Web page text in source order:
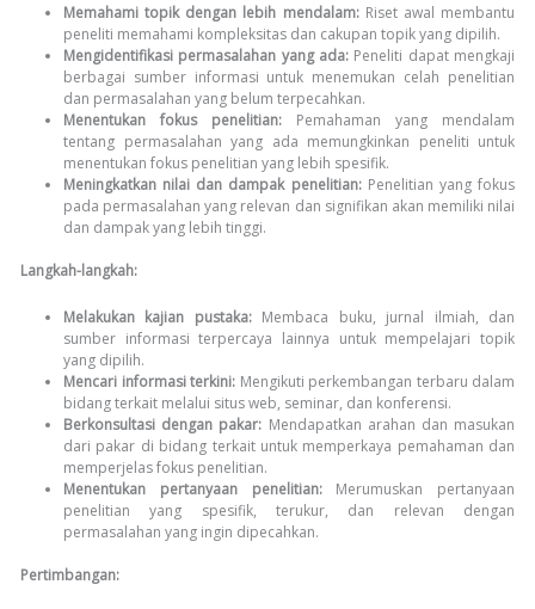
Memahami topik dengan lebih mendalam:Riset awal membantu
peneliti memahami kompleksitas dan cakupan topik yang dipilih.
Mengidentifikasi permasalahan yang ada: Peneliti dapat mengkaji
berbagai sumber informasi untuk menemukan celah penelitian
dan permasalahan yang belum terpecahkan.
Menentukan fokus penelitian: Pemahaman yang mendalam
tentang permasalahan yang ada memungkinkan peneliti untuk
menentukan fokus penelitian yang lebih spesifik.
Meningkatkan nilai dan dampak penelitian:Penelitian yang fokus
pada permasalahan yang relevan dan signifikan akan memiliki nilai
dan dampak yang lebih tinggi.
Langkah-langkah:
Melakukan kajian pustaka:Membaca buku, jurnal ilmiah, dan
sumber informasi terpercaya lainnya untuk mempelajari topik
yang dipilih.
Mencari informasi terkini: Mengikuti perkembangan terbaru dalam
bidang terkait melalui situs web, seminar, dan konferensi.
Berkonsultasi dengan pakar: Mendapatkan arahan dan masukan
dari pakar di bidang terkait untuk memperkaya pemahaman dan
memperjelas fokus penelitian.
Menentukan pertanyaan penelitian:Merumuskan pertanyaan
penelitian yang spesifik, terukur, dan relevan dengan
permasalahan yang ingin dipecahkan.
Pertimbangan: